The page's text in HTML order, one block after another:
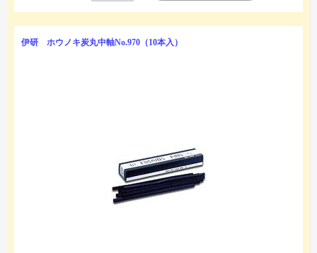
伊研 ホウノキ炭丸中軸No.970（10本入）